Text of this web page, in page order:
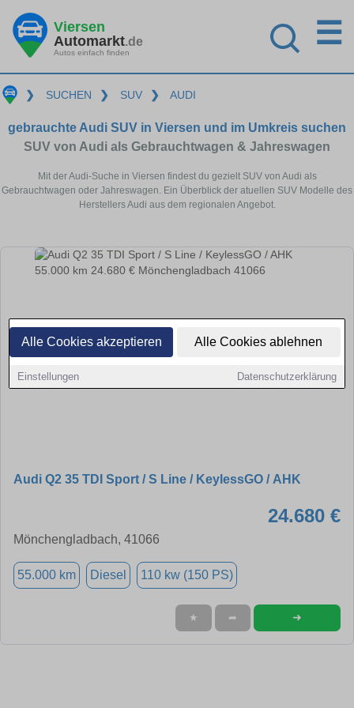
Alle Cookies akzeptieren Alle Cookies ablehnen
Einstellungen Datenschutzerklärung
Viersen
Automarkt.de
Autos einfach finden
☰
❯ SUCHEN ❯ SUV ❯ AUDI
gebrauchte Audi SUV in Viersen und im Umkreis suchen
SUV von Audi als Gebrauchtwagen & Jahreswagen
Mit der Audi-Suche in Viersen findest du gezielt SUV von Audi als
Gebrauchtwagen oder Jahreswagen. Ein Überblick der atuellen SUV Modelle des
Herstellers Audi aus dem regionalen Angebot.
Audi Q2 35 TDI Sport / S Line / KeylessGO / AHK
24.680 €
Mönchengladbach, 41066
55.000 km Diesel 110 kw (150 PS)
★ ➦ ➜